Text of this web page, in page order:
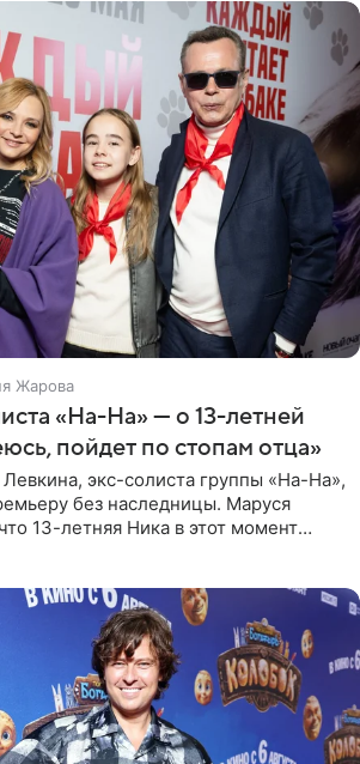
Жарова
«На-На» — о 13-летней
пойдет по стопам отца»
экс-солиста группы «На-На»,
без наследницы. Маруся
13-летняя Ника в этот момент